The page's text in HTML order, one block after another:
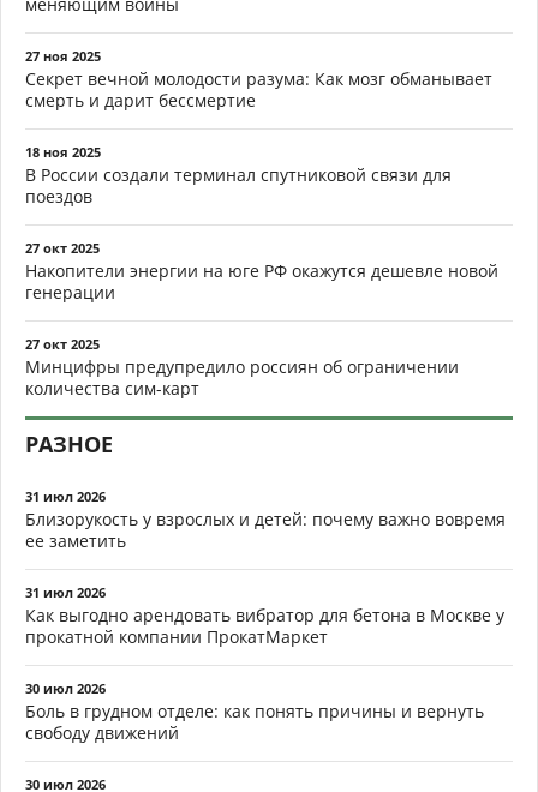
27 ноя 2025
Секрет вечной молодости разума: Как мозг обманывает
смерть и дарит бессмертие
18 ноя 2025
В России создали терминал спутниковой связи для
поездов
27 окт 2025
Накопители энергии на юге РФ окажутся дешевле новой
генерации
27 окт 2025
Минцифры предупредило россиян об ограничении
количества сим-карт
РАЗНОЕ
31 июл 2026
Близорукость у взрослых и детей: почему важно вовремя
ее заметить
31 июл 2026
Как выгодно арендовать вибратор для бетона в Москве у
прокатной компании ПрокатМаркет
30 июл 2026
Боль в грудном отделе: как понять причины и вернуть
свободу движений
30 июл 2026